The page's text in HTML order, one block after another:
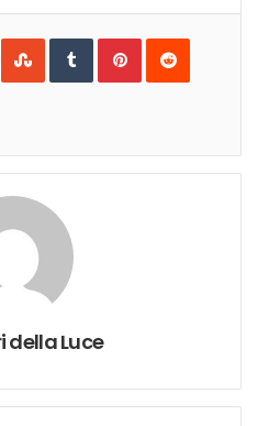
StumbleUpon
TumblrPinterestReddit
della Luce